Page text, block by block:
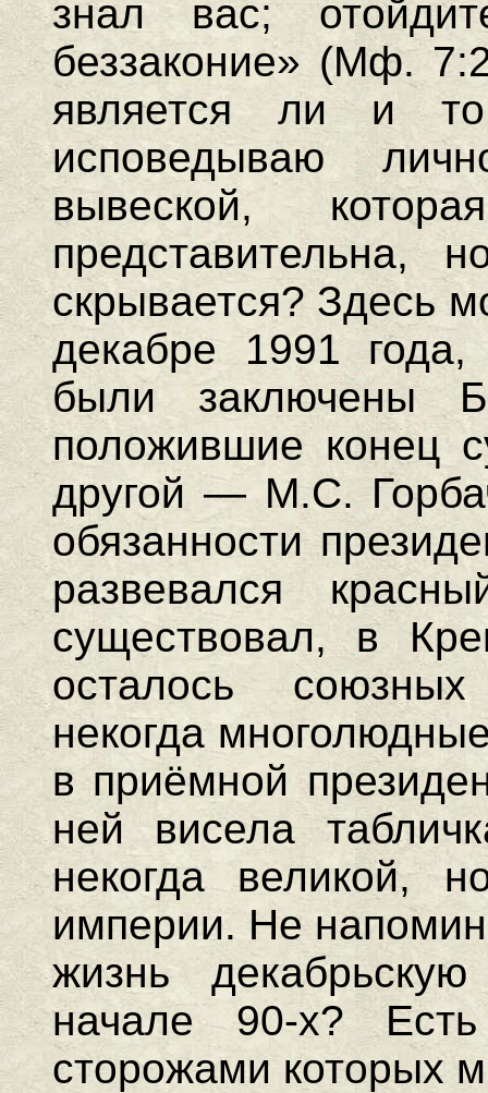
знал вас;
беззаконие» (Мф.
является ли и то
исповедываю
вывеской,
представительна,
скрывается? Здесь
декабре 1991
были заключены
положившие конец
другой — М.С.
обязанности
развевался
существовал, в
осталось
некогда
в приёмной
ней висела
некогда великой,
империи. Не
жизнь
начале 90-х?
сторожами которых